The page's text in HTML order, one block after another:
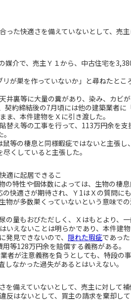
た快適さを備えていないとして、売
介で、売主Ｙ１から、中古住宅を
が巣を作っていないか」と尋ねたとこ
裏等に大量の糞があり、染み、カビ
約締結後の7月頃には他の建築業者に
、本件建物をＸに引き渡した。
え等の工事を行って、113万円余を支
等の棲息と同様暇疵ではないと主張し
くしていると主張した。
適に起居できるこ
特性や個体数によっては、生物の棲息
快適さが期待され、Ｙ1はＸの質問に
物が多数巣くっていないという意味で
量もおびただしく、Ｘはもとより、
いえないことは明らかであり、本件建
見できないので、 隠れた瑕疵であった
等128万円余を賠償する義務がある。
者が注意義務を負うとしても、特段の
なかった過失があるとはいえない。
備えていないとして、売主に対して
はないとして、買主の請求を棄却して